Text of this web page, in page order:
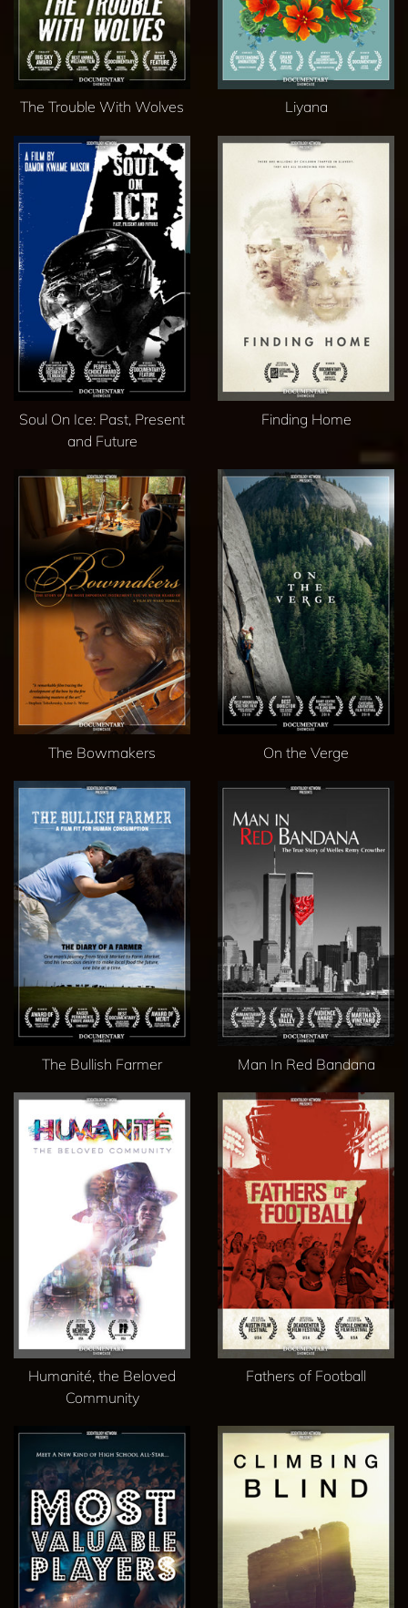
The Trouble With Wolves Liyana
Soul On Ice: Past, Present
and Future
Finding Home
The Bowmakers On the Verge
The Bullish Farmer Man In Red Bandana
Humanité, the Beloved
Community
Fathers of Football